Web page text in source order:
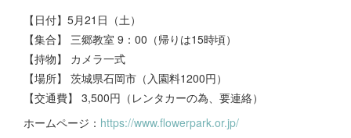
【日付】5月21日（土）
【集合】 三郷教室 9：00（帰りは15時頃）
【持物】 カメラ一式
【場所】 茨城県石岡市（入園料1200円）
【交通費】 3,500円（レンタカーの為、要連絡）
ホームページ： https://www.flowerpark.or.jp/